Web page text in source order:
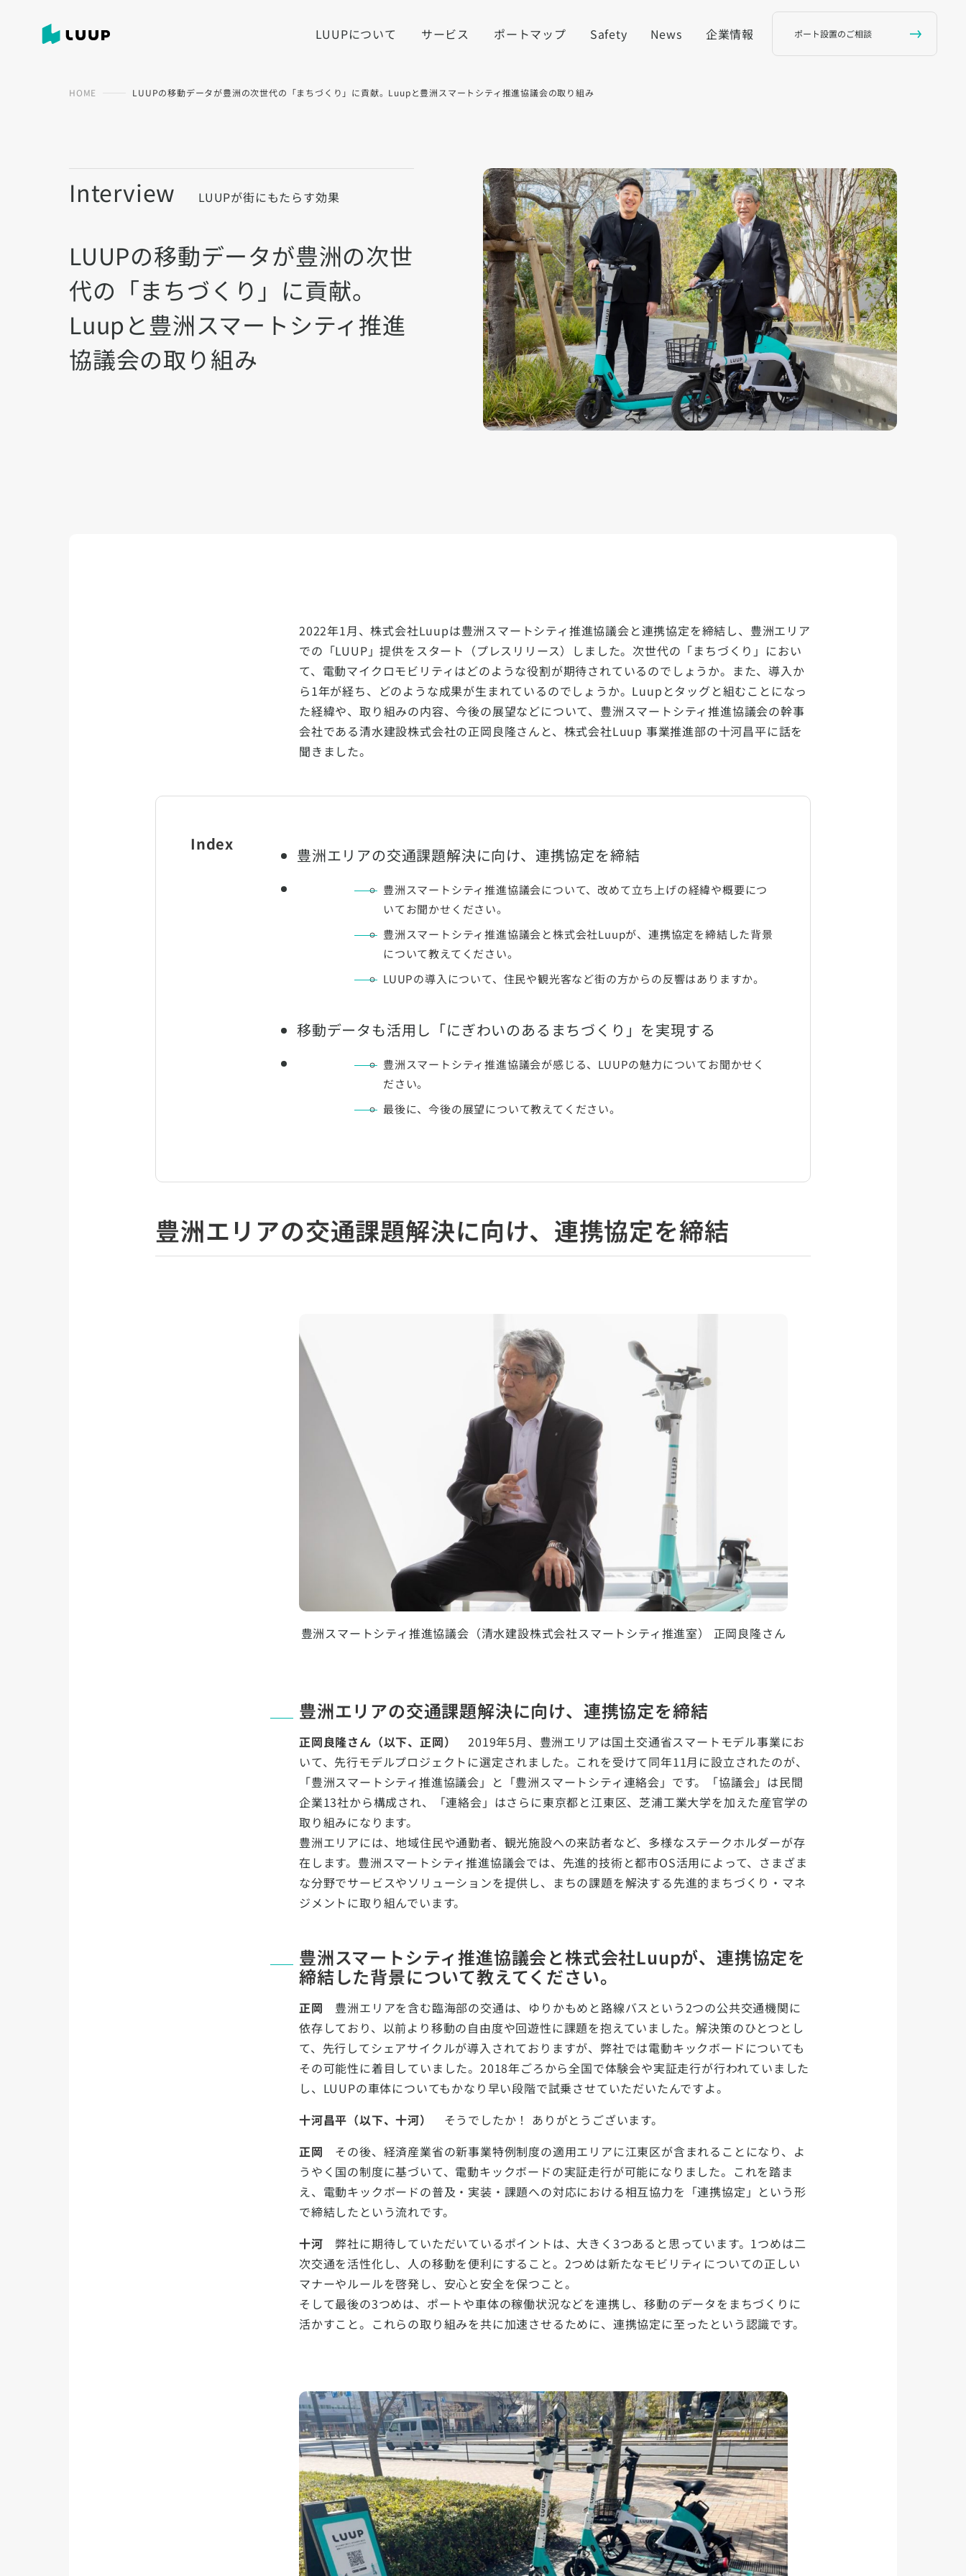
LUUPについて サービス ポートマップ Safety News 企業情報 ポート設置のご相談
HOME LUUPの移動データが豊洲の次世代の「まちづくり」に貢献。Luupと豊洲スマートシティ推進協議会の取り組み
Interview LUUPが街にもたらす効果
LUUPの移動データが豊洲の次世
代の「まちづくり」に貢献。
Luupと豊洲スマートシティ推進
協議会の取り組み
2022年1月、株式会社Luupは豊洲スマートシティ推進協議会と連携協定を締結し、豊洲エリア
での「LUUP」提供をスタート（プレスリリース）しました。次世代の「まちづくり」におい
て、電動マイクロモビリティはどのような役割が期待されているのでしょうか。また、導入か
ら1年が経ち、どのような成果が生まれているのでしょうか。Luupとタッグと組むことになっ
た経緯や、取り組みの内容、今後の展望などについて、豊洲スマートシティ推進協議会の幹事
会社である清水建設株式会社の正岡良隆さんと、株式会社Luup 事業推進部の十河昌平に話を
聞きました。
Index
豊洲エリアの交通課題解決に向け、連携協定を締結
豊洲スマートシティ推進協議会について、改めて立ち上げの経緯や概要につ
いてお聞かせください。
豊洲スマートシティ推進協議会と株式会社Luupが、連携協定を締結した背景
について教えてください。
LUUPの導入について、住民や観光客など街の方からの反響はありますか。
移動データも活用し「にぎわいのあるまちづくり」を実現する
豊洲スマートシティ推進協議会が感じる、LUUPの魅力についてお聞かせく
ださい。
最後に、今後の展望について教えてください。
豊洲エリアの交通課題解決に向け、連携協定を締結
豊洲スマートシティ推進協議会（清水建設株式会社スマートシティ推進室） 正岡良隆さん
豊洲エリアの交通課題解決に向け、連携協定を締結
正岡良隆さん（以下、正岡）
2019年5月、豊洲エリアは国土交通省スマートモデル事業にお
いて、先行モデルプロジェクトに選定されました。これを受けて同年11月に設立されたのが、
「豊洲スマートシティ推進協議会」と「豊洲スマートシティ連絡会」です。「協議会」は民間
企業13社から構成され、「連絡会」はさらに東京都と江東区、芝浦工業大学を加えた産官学の
取り組みになります。
豊洲エリアには、地域住民や通勤者、観光施設への来訪者など、多様なステークホルダーが存
在します。豊洲スマートシティ推進協議会では、先進的技術と都市OS活用によって、さまざま
な分野でサービスやソリューションを提供し、まちの課題を解決する先進的まちづくり・マネ
ジメントに取り組んでいます。
豊洲スマートシティ推進協議会と株式会社Luupが、連携協定を
締結した背景について教えてください。
正岡 豊洲エリアを含む臨海部の交通は、ゆりかもめと路線バスという2つの公共交通機関に
依存しており、以前より移動の自由度や回遊性に課題を抱えていました。解決策のひとつとし
て、先行してシェアサイクルが導入されておりますが、弊社では電動キックボードについても
その可能性に着目していました。2018年ごろから全国で体験会や実証走行が行われていました
し、LUUPの車体についてもかなり早い段階で試乗させていただいたんですよ。
十河昌平（以下、十河）
そうでしたか！ ありがとうございます。
正岡 その後、経済産業省の新事業特例制度の適用エリアに江東区が含まれることになり、よ
うやく国の制度に基づいて、電動キックボードの実証走行が可能になりました。これを踏ま
え、電動キックボードの普及・実装・課題への対応における相互協力を「連携協定」という形
で締結したという流れです。
十河 弊社に期待していただいているポイントは、大きく3つあると思っています。1つめは二
次交通を活性化し、人の移動を便利にすること。2つめは新たなモビリティについての正しい
マナーやルールを啓発し、安心と安全を保つこと。
そして最後の3つめは、ポートや車体の稼働状況などを連携し、移動のデータをまちづくりに
活かすこと。これらの取り組みを共に加速させるために、連携協定に至ったという認識です。